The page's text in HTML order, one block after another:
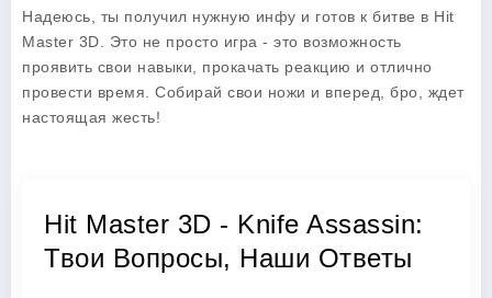
Надеюсь, ты получил нужную инфу и готов к битве в Hit
Master 3D . Это не просто игра - это возможность
проявить свои навыки, прокачать реакцию и отлично
провести время. Собирай свои ножи и вперед, бро, ждет
настоящая жесть!
Hit Master 3D - Knife Assassin:
Твои Вопросы, Наши Ответы